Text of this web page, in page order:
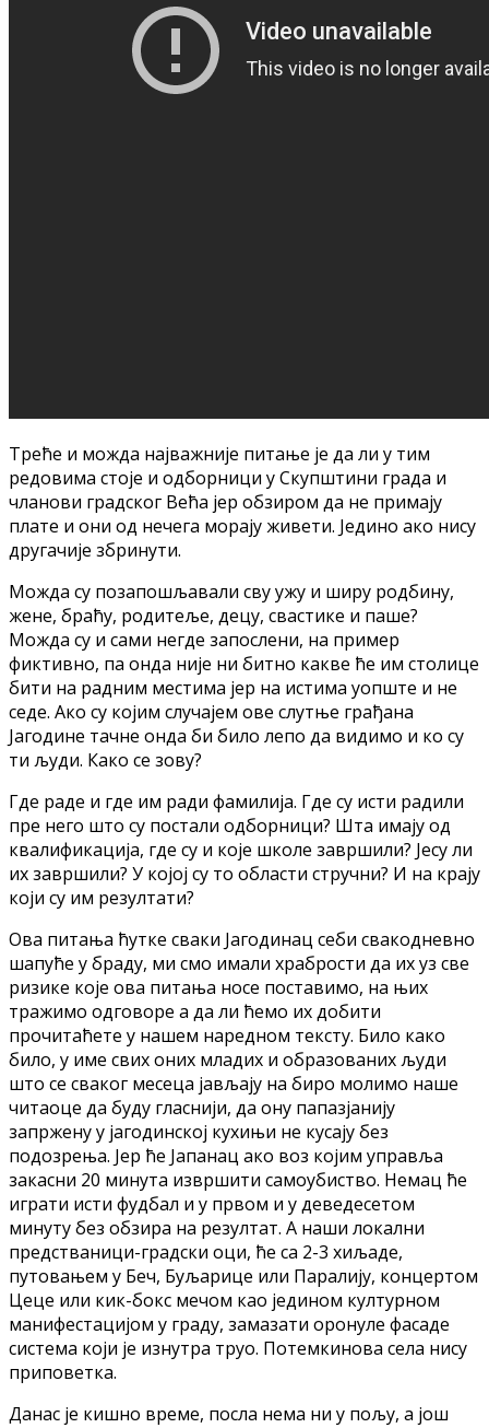
Треће и можда најважније питање је да ли у тим
редовима стоје и одборници у Скупштини града и
чланови градског Већа јер обзиром да не примају
плате и они од нечега морају живети. Једино ако нису
другачије збринути.
Можда су позапошљавали сву ужу и ширу родбину,
жене, браћу, родитеље, децу, свастике и паше?
Можда су и сами негде запослени, на пример
фиктивно, па онда није ни битно какве ће им столице
бити на радним местима јер на истима уопште и не
седе. Ако су којим случајем ове слутње грађана
Јагодине тачне онда би било лепо да видимо и ко су
ти људи. Како се зову?
Где раде и где им ради фамилија. Где су исти радили
пре него што су постали одборници? Шта имају од
квалификација, где су и које школе завршили? Јесу ли
их завршили? У којој су то области стручни? И на крају
који су им резултати?
Ова питања ћутке сваки Јагодинац себи свакодневно
шапуће у браду, ми смо имали храбрости да их уз све
ризике које ова питања носе поставимо, на њих
тражимо одговоре а да ли ћемо их добити
прочитаћете у нашем наредном тексту. Било како
било, у име свих оних младих и образованих људи
што се сваког месеца јављају на биро молимо наше
читаоце да буду гласнији, да ону папазјанију
запржену у јагодинској кухињи не кусају без
подозрења. Jер ће Јапанац ако воз којим управља
закасни 20 минута извршити самоубиство. Немац ће
играти исти фудбал и у првом и у деведесетом
минуту без обзира на резултат. A наши локални
предстваници-градски оци, ће са 2-3 хиљаде,
путовањем у Беч, Буљарице или Паралију, концертом
Цеце или кик-бокс мечом као једином културном
манифестацијом у граду, замазати оронуле фасаде
система који је изнутра труо. Потемкинова села нису
приповетка.
Данас је кишно време, посла нема ни у пољу, а још